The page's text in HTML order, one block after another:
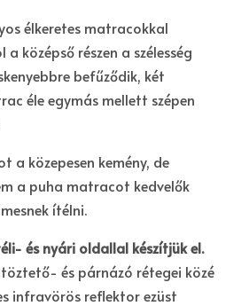
élkeretes matracokkal
a középső részen a szélesség
befűződik, két
éle egymás mellett szépen
a közepesen kemény, de
a puha matracot kedvelők
ítélni.
és nyári oldallal készítjük el.
és párnázó rétegei közé
infravörös reflektor ezüst